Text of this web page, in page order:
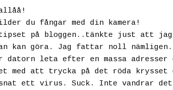
du fångar med din kamera!
på bloggen..tänkte just att
kan göra. Jag fattar noll
datorn leta efter en massa
med att trycka på det röda krysset
ett virus. Suck. Inte vandrar